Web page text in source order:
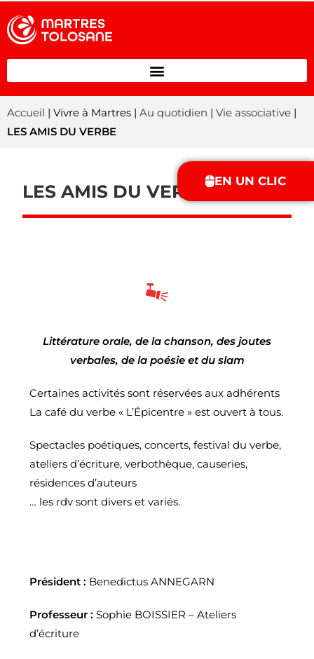
EN UN CLIC
Accueil | Vivre à Martres | Au quotidien | Vie associative |
LES AMIS DU VERBE
LES AMIS DU VERBE
Littérature orale, de la chanson, des joutes
verbales, de la poésie et du slam
Certaines activités sont réservées aux adhérents
La café du verbe « L’Épicentre » est ouvert à tous.
Spectacles poétiques, concerts, festival du verbe,
ateliers d’écriture, verbothèque, causeries,
résidences d’auteurs
… les rdv sont divers et variés.
Président : Benedictus ANNEGARN
Professeur : Sophie BOISSIER – Ateliers
d’écriture